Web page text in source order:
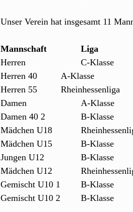
Unser Verein hat insgesamt 11